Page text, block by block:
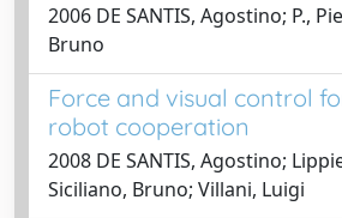
2006 DE SANTIS, Agostino; P.,
Bruno
Force and visual control
robot cooperation
2008 DE SANTIS, Agostino;
Siciliano, Bruno; Villani, Luigi